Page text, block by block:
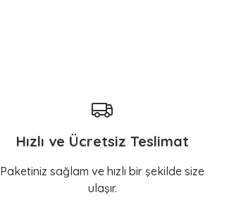
Hızlı ve Ücretsiz Teslimat
Paketiniz sağlam ve hızlı bir şekilde size
ulaşır.